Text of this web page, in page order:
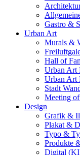
Gastro &
Urban Art
Murals &
Hall of
Urban Art
Urban Art
Stadt
Meeting
Design
Grafik &
Plakat &
Typo &
Produkte
Digital